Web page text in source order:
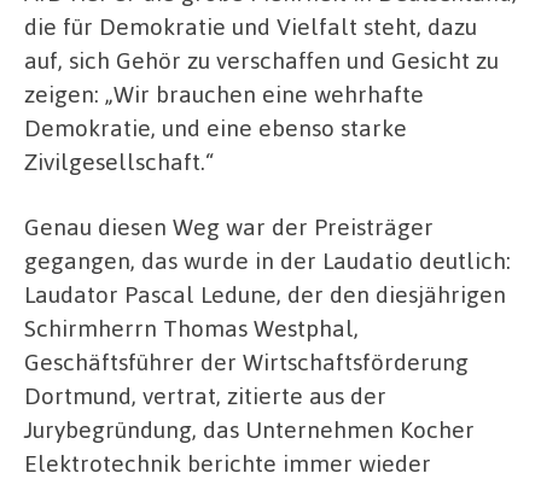
die für Demokratie und Vielfalt steht, dazu
auf, sich Gehör zu verschaffen und Gesicht zu
zeigen: „Wir brauchen eine wehrhafte
Demokratie, und eine ebenso starke
Zivilgesellschaft.“
Genau diesen Weg war der Preisträger
gegangen, das wurde in der Laudatio deutlich:
Laudator Pascal Ledune, der den diesjährigen
Schirmherrn Thomas Westphal,
Geschäftsführer der Wirtschaftsförderung
Dortmund, vertrat, zitierte aus der
Jurybegründung, das Unternehmen Kocher
Elektrotechnik berichte immer wieder